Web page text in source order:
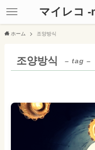
マイレコ
ホーム 조양방식
조양방식 – tag –